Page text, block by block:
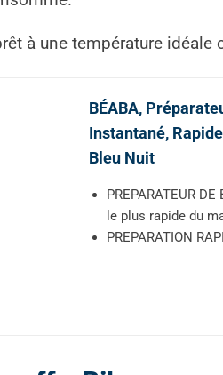
à une température idéale
BÉABA,
Instantané,
Bleu Nuit
PREPARATEUR
le plus rapide du
PREPARATION